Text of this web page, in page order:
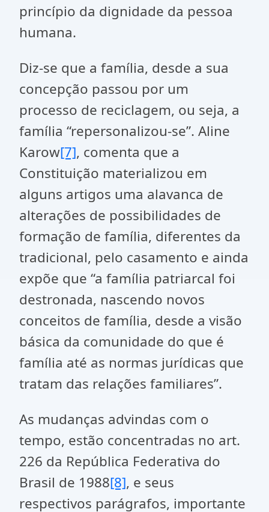
princípio da dignidade da pessoa
humana.
Diz-se que a família, desde a sua
concepção passou por um
processo de reciclagem, ou seja, a
família “repersonalizou-se”. Aline
Karow[7], comenta que a
Constituição materializou em
alguns artigos uma alavanca de
alterações de possibilidades de
formação de família, diferentes da
tradicional, pelo casamento e ainda
expõe que “a família patriarcal foi
destronada, nascendo novos
conceitos de família, desde a visão
básica da comunidade do que é
família até as normas jurídicas que
tratam das relações familiares”.
As mudanças advindas com o
tempo, estão concentradas no art.
226 da República Federativa do
Brasil de 1988[8], e seus
respectivos parágrafos, importante